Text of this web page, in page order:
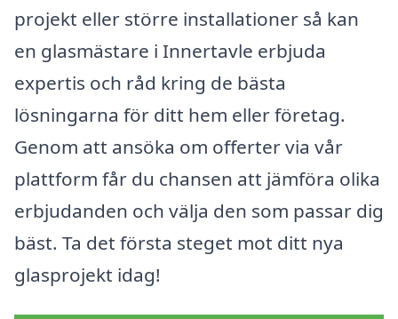
projekt eller större installationer så kan
en glasmästare i Innertavle erbjuda
expertis och råd kring de bästa
lösningarna för ditt hem eller företag.
Genom att ansöka om offerter via vår
plattform får du chansen att jämföra olika
erbjudanden och välja den som passar dig
bäst. Ta det första steget mot ditt nya
glasprojekt idag!